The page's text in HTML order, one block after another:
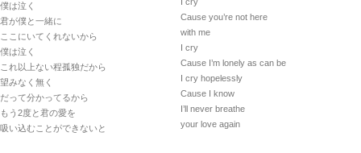
僕は泣く
君が僕と一緒に
ここにいてくれないから
僕は泣く
これ以上ない程孤独だから
望みなく無く
だって分かってるから
もう2度と君の愛を
吸い込むことができないと
Cause you’re not here
with me
I cry
Cause I’m lonely as can be
I cry hopelessly
Cause I know
I’ll never breathe
your love again